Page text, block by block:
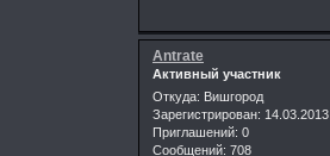
Antrate
Активный участник
Откуда: Вишгород
Зарегистрирован: 14.03.2013
Приглашений: 0
Сообщений: 708